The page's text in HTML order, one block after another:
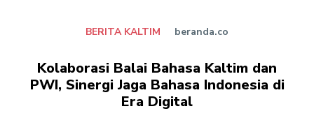
BERITA KALTIM beranda.co
Kolaborasi Balai Bahasa Kaltim dan
PWI, Sinergi Jaga Bahasa Indonesia di
Era Digital